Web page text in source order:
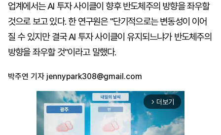
업계에서는 AI 투자 사이클이 향후 반도체주의 방향을 좌우할
것으로 보고 있다. 한 연구원은 "단기적으로는 변동성이 이어
질 수 있지만 결국 AI 투자 사이클이 유지되느냐가 반도체주의
방향을 좌우할 것"이라고 말했다.
박주연 기자 jennypark308@gmail.com
arrow_forward_ios 더보기